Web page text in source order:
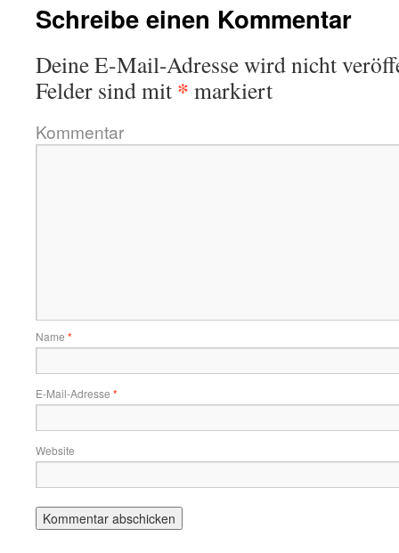
Schreibe einen Kommentar
Deine E-Mail-Adresse wird nicht
Felder sind mit * markiert
Kommentar
Name *
E-Mail-Adresse *
Website